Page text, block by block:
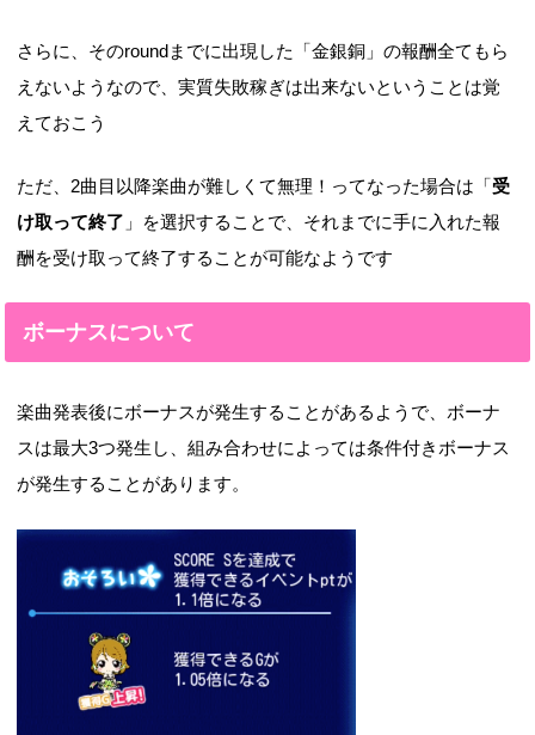
さらに、そのroundまでに出現した「金銀銅」の報酬全てもら
えないようなので、実質失敗稼ぎは出来ないということは覚
えておこう
ただ、2曲目以降楽曲が難しくて無理！ってなった場合は「受
け取って終了 」を選択することで、それまでに手に入れた報
酬を受け取って終了することが可能なようです
ボーナスについて
楽曲発表後にボーナスが発生することがあるようで、ボーナ
スは最大3つ発生し、組み合わせによっては条件付きボーナス
が発生することがあります。